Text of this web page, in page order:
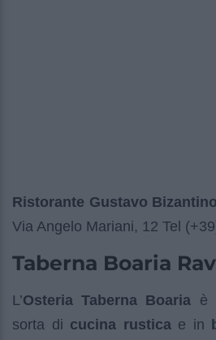
Ristorante Gustavo
Via Angelo Mariani, 12 Tel
Taberna Boaria
L’Osteria Taberna Boaria è
sorta di cucina rusticae in